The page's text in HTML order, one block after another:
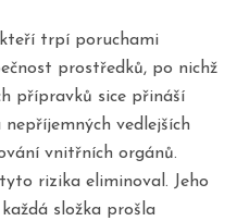
trpí poruchami
prostředků, po nichž
přípravků sice přináší
nepříjemných vedlejších
vnitřních orgánů.
rizika eliminoval. Jeho
složka prošla